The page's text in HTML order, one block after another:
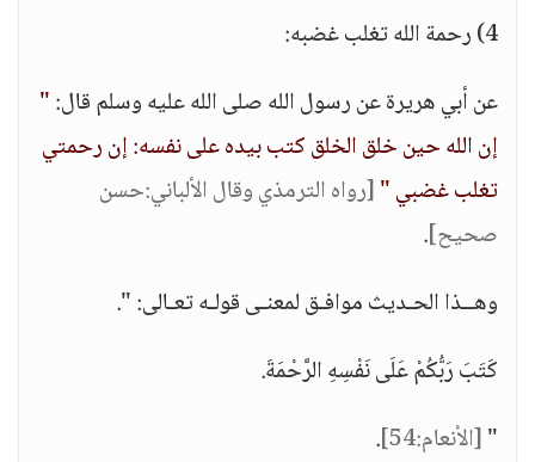
4) رحمة الله تغلب غضبه:
عن أبي هريرة عن رسول الله صلى الله عليه وسلم قال:"
إن الله حين خلق الخلق كتب بيده على نفسه: إن رحمتي
تغلب غضبي "[رواه الترمذي وقال الألباني:حسن
صحيح].
وهــذا الحـديث موافـق لمعنـى قولـه تعـالى: ".
كَتَبَ رَبُّكُمْ عَلَى نَفْسِهِ الرَّحْمَةَ.
"[الأنعام:54]
.